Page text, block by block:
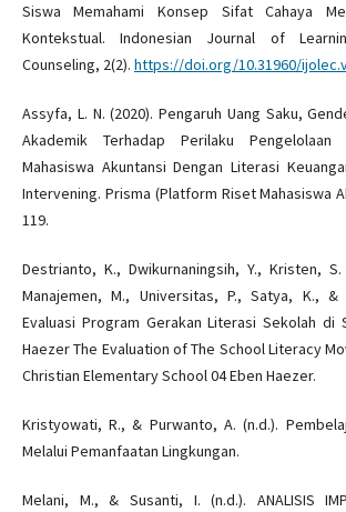
Siswa Memahami Konsep Sifat Cahaya
Kontekstual. Indonesian Journal of
Counseling, 2(2). https://doi.org/10.31960/
Assyfa, L. N. (2020). Pengaruh Uang Saku,
Akademik Terhadap Perilaku Pengelolaan
Mahasiswa Akuntansi Dengan Literasi
Intervening. Prisma (Platform Riset Mahasiswa
119.
Destrianto, K., Dwikurnaningsih, Y., Kristen,
Manajemen, M., Universitas, P., Satya, K., &
Evaluasi Program Gerakan Literasi Sekolah di
Haezer The Evaluation of The School Literacy
Christian Elementary School 04 Eben Haezer.
Kristyowati, R., & Purwanto, A. (n.d.).
Melalui Pemanfaatan Lingkungan.
Melani, M., & Susanti, I. (n.d.). ANALISIS